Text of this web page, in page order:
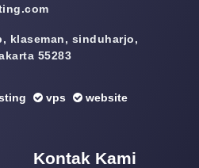
klaseman, sinduharjo,
55283
vps website
Kontak Kami